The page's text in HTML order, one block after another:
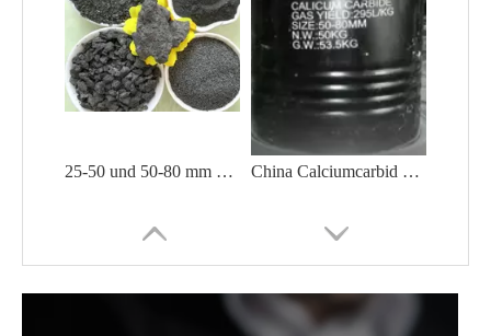
25-50 und 50-80 mm 295 l-315 l/kg Min. Calciumcarbid 50 kg/Fass China Calciumcarbid 50-80mm zu verkaufen